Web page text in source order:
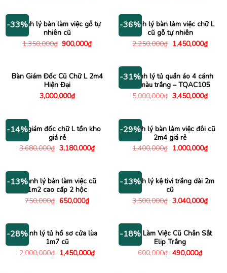
2,950,000₫.
-33%
Thanh lý bàn làm việc gỗ tự
nhiên cũ
1,350,000₫ Giá
900,000₫Giá
hiện
900,000₫.
-36%
Thanh lý bàn làm việc chữ L
cũ gỗ tự nhiên
2,250,000₫ Giá
gốc
1,450,000₫Giá
hiện
Bàn Giám Đốc Cũ Chữ L 2m4
Hiện Đại
3,000,000₫
-31%
Thanh lý tủ quần áo 4 cánh
cũ màu trắng – TQAC105
5,000,000₫ Giá
gốc
3,450,000₫Giá
hiện
-14%
Bàn giám đốc chữ L tồn kho
giá rẻ
3,680,000₫ Giá
gốc
3,180,000₫Giá
hiện
3,180,000₫.
-29%
Thanh lý bàn làm việc đôi cũ
2m4 giá rẻ
1,400,000₫ Giá
gốc
1,000,000₫Giá
hiện
-13%Thanh lý bàn làm việc cũ
1m2 cao cấp 2 hộc
750,000₫ Giá
650,000₫Giá
hiện
650,000₫.
-13%
Thanh lý kệ tivi trắng dài 2m
cũ
3,500,000₫ Giá
gốc
3,040,000₫Giá
hiện
-28%Thanh lý tủ hồ sơ cửa lùa
1m7 cũ
2,000,000₫ Giá
gốc
1,450,000₫Giá
hiện
-18%
Bàn Làm Việc Cũ Chân Sắt
Elip Trắng
600,000₫ Giá
490,000₫Giá
hiện